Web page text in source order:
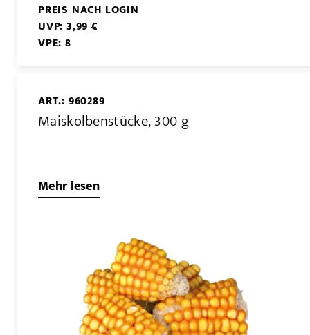
PREIS NACH LOGIN
UVP: 3,99 €
VPE: 8
ART.: 960289
Maiskolbenstücke, 300 g
Mehr lesen